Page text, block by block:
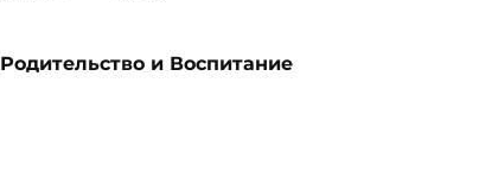
Родительство и Воспитание